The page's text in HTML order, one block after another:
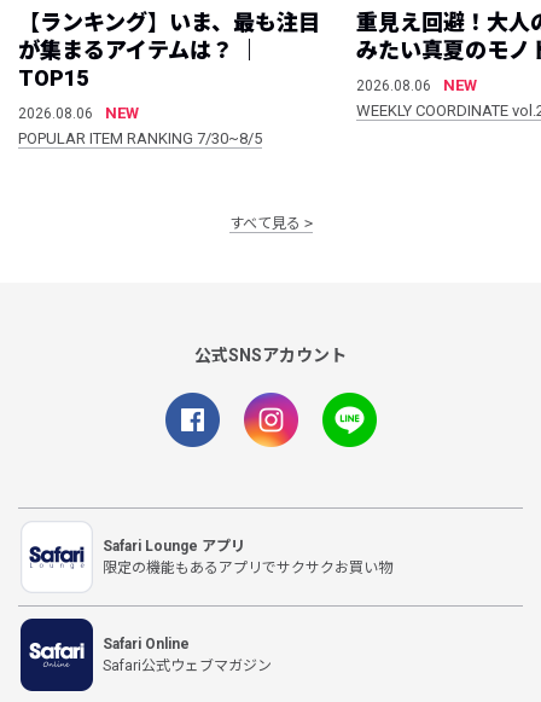
【ランキング】いま、最も注目
が集まるアイテムは？ ｜
TOP15
2026.08.06
NEW
POPULAR ITEM RANKING 7/30~8/5
重見え回避！大人
みたい真夏のモノ
2026.08.06
NEW
WEEKLY COORDINATE
すべて見る
公式SNSアカウント
Safari Lounge アプリ
限定の機能もあるアプリでサクサクお買い物
Safari Online
Safari公式ウェブマガジン